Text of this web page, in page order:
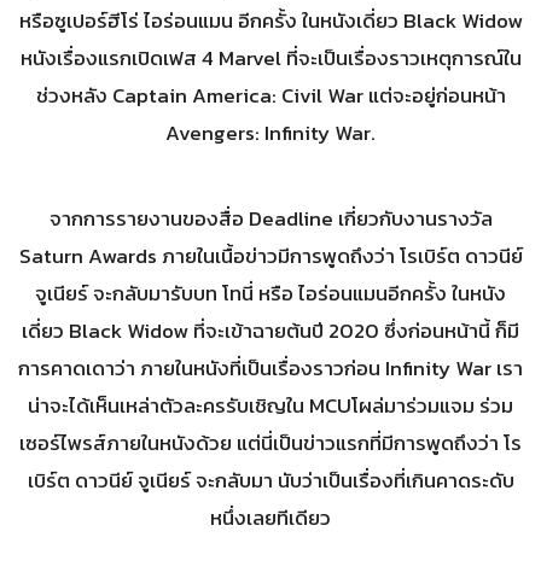
หรือซูเปอร์ฮีโร่ ไอร่อนแมน อีกครั้ง ในหนังเดี่ยว Black Widow
หนังเรื่องแรกเปิดเฟส 4 Marvel ที่จะเป็นเรื่องราวเหตุการณ์ใน
ช่วงหลัง Captain America: Civil War แต่จะอยู่ก่อนหน้า
Avengers: Infinity War.
จากการรายงานของสื่อ Deadline เกี่ยวกับงานรางวัล
Saturn Awards ภายในเนื้อข่าวมีการพูดถึงว่า โรเบิร์ต ดาวนีย์
จูเนียร์ จะกลับมารับบท โทนี่ หรือ ไอร่อนแมนอีกครั้ง ในหนัง
เดี่ยว Black Widow ที่จะเข้าฉายต้นปี 2020 ซึ่งก่อนหน้านี้ ก็มี
การคาดเดาว่า ภายในหนังที่เป็นเรื่องราวก่อน Infinity War เรา
น่าจะได้เห็นเหล่าตัวละครรับเชิญใน MCUโผล่มาร่วมแจม ร่วม
เซอร์ไพรส์ภายในหนังด้วย แต่นี่เป็นข่าวแรกที่มีการพูดถึงว่า โร
เบิร์ต ดาวนีย์ จูเนียร์ จะกลับมา นับว่าเป็นเรื่องที่เกินคาดระดับ
หนึ่งเลยทีเดียว